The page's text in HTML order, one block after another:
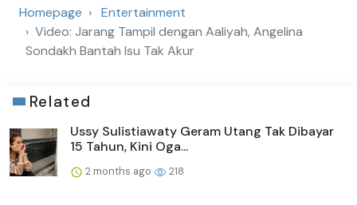
Homepage
Entertainment
Video: Jarang Tampil dengan Aaliyah, Angelina
Sondakh Bantah Isu Tak Akur
Related
Ussy Sulistiawaty Geram Utang Tak Dibayar
15 Tahun, Kini Oga...
2 months ago 218